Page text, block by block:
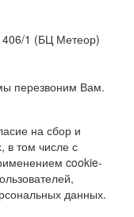
1 (БЦ Метеор)
перезвоним Вам.
на сбор и
в том числе с
cookie-
данных.